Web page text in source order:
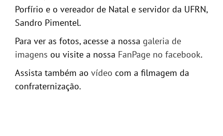
Porfírio e o vereador de Natal e servidor da UFRN,
Sandro Pimentel.
Para ver as fotos, acesse a nossa galeria de
imagens ou visite a nossa FanPage no facebook.
Assista também ao vídeo com a filmagem da
confraternização.